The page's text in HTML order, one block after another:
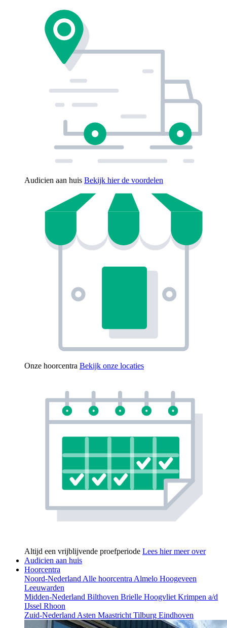
Audicien aan huis Bekijk hier de voordelen
Onze hoorcentra Bekijk onze locaties
Altijd een vrijblijvende proefperiode Lees hier meer over
Audicien aan huis
Hoorcentra
Noord-NederlandAlle hoorcentraAlmelo Hoogeveen
Leeuwarden
Midden-Nederland Bilthoven Brielle HoogvlietKrimpen a/d
IJssel Rhoon
Zuid-NederlandAsten MaastrichtTilburg Eindhoven